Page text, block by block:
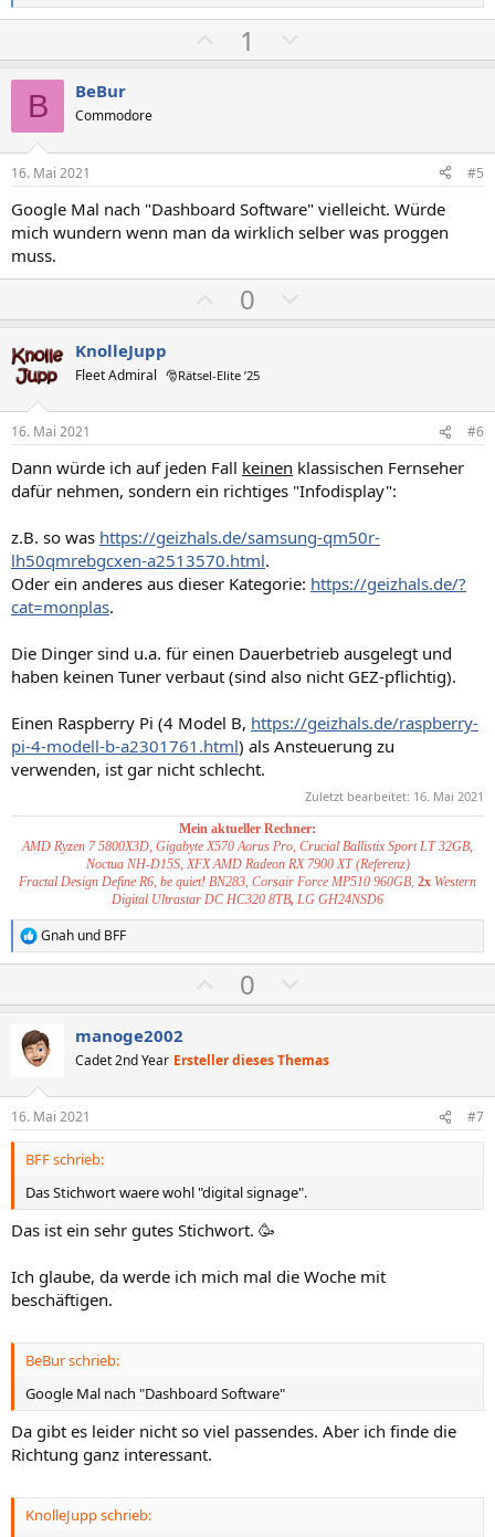
e e
e
n
:
o
t
v
e
S
t
m
e
1
e
t
v
e
S
t
m
B BeBur
Commodore
16. Mai 2021 #5
Google Mal nach "Dashboard Software" vielleicht. Würde
mich wundern wenn man da wirklich selber was proggen
muss.
o
i
t
v
e
S
t
i
m
e
0
e
t
v
e
S
t
m
e
KnolleJupp
Fleet Admiral 🎅Rätsel-Elite ’25
16. Mai 2021 #6
Dann würde ich auf jeden Fall keinen klassischen Fernseher
dafür nehmen, sondern ein richtiges "Infodisplay":
z.B. so was https://geizhals.de/samsung-qm50r-
lh50qmrebgcxen-a2513570.html.
Oder ein anderes aus dieser Kategorie: https://geizhals.de/?
cat=monplas.
Die Dinger sind u.a. für einen Dauerbetrieb ausgelegt und
haben keinen Tuner verbaut (sind also nicht GEZ-pflichtig).
Einen Raspberry Pi (4 Model B, https://geizhals.de/raspberry-
pi-4-modell-b-a2301761.html) als Ansteuerung zu
verwenden, ist gar nicht schlecht.
Zuletzt bearbeitet: 16. Mai 2021
Mein aktueller Rechner:
AMD Ryzen 7 5800X3D, Gigabyte X570 Aorus Pro, Crucial Ballistix Sport LT 32GB,
Noctua NH-D15S, XFX AMD Radeon RX 7900 XT (Referenz)
Fractal Design Define R6, be quiet! BN283, Corsair Force MP510 960GB, 2x Western
Digital Ultrastar DC HC320 8TB, LG GH24NSD6
R
e
o
n
:
Gnah und BFF
o
i
t
v
S
t
i
m
0
e
a
t
v
S
t
m
manoge2002
Cadet 2nd Year Ersteller dieses Themas
16. Mai 2021 #7
BFF schrieb:
Das Stichwort waere wohl "digital signage".
Das ist ein sehr gutes Stichwort. 🥳
Ich glaube, da werde ich mich mal die Woche mit
beschäftigen.
BeBur schrieb:
Google Mal nach "Dashboard Software"
Da gibt es leider nicht so viel passendes. Aber ich finde die
Richtung ganz interessant.
KnolleJupp schrieb: